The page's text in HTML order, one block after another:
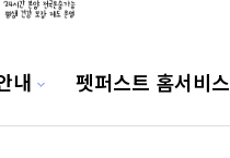
내 펫퍼스트 홈서비스